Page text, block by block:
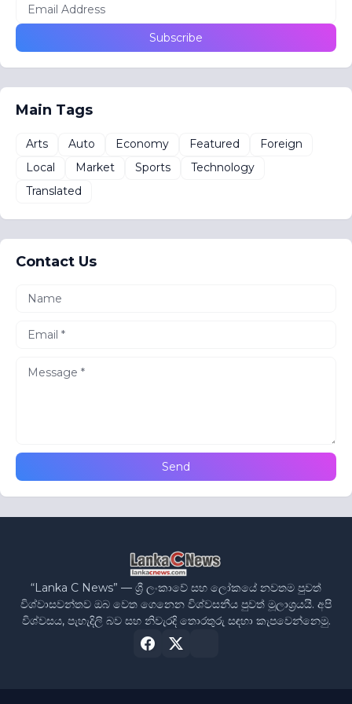
Main Tags
Arts Auto Economy Featured
Foreign
Local
Market Sports
Technology
Translated
Contact Us
“Lanka C News” — ශ්‍රී ලංකාවේ සහ ලෝකයේ නවතම පුවත්
විශ්වාසවන්තව ඔබ වෙත ගෙනෙන විශ්වසනීය පුවත් මූලාශ්‍රයයි. අපි
විශ්වසය, පැහැදිලි බව සහ නිවැරදි තොරතුරු සඳහා කැපවෙන්නෙමු.